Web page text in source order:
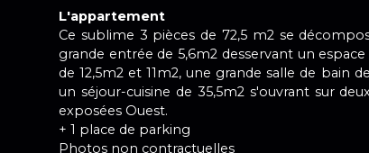
L'appartement
Ce sublime 3 pièces de 72,5 m2 se
grande entrée de 5,6m2 desservant un
de 12,5m2 et 11m2, une grande salle de bain
un séjour-cuisine de 35,5m2 s'ouvrant sur
exposées Ouest.
+ 1 place de parking
Photos non contractuelles